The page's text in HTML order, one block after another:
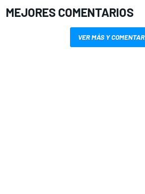
MEJORES COMENTARIOS
VER MÁS Y COMENTAR